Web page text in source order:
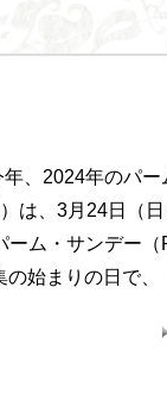
、2024年のパー
は、3月24日（日
ーム・サンデー（
始まりの日で、